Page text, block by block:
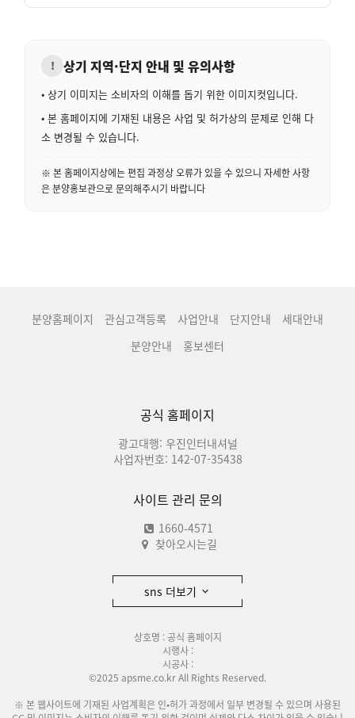
! 상기 지역·단지 안내 및 유의사항
• 상기 이미지는 소비자의 이해를 돕기 위한 이미지컷입니다.
• 본 홈페이지에 기재된 내용은 사업 및 허가상의 문제로 인해 다
소 변경될 수 있습니다.
※ 본 홈페이지상에는 편집 과정상 오류가 있을 수 있으니 자세한 사항
은 분양홍보관으로 문의해주시기 바랍니다
분양홈페이지 관심고객등록 사업안내 단지안내
세대안내
분양안내
홍보센터
공식 홈페이지
광고대행: 우진인터내셔널
사업자번호: 142-07-35438
사이트 관리 문의
1660-4571
찾아오시는길
sns 더보기
상호명 : 공식 홈페이지
시행사 :
시공사 :
©2025 apsme.co.kr All Rights Reserved.
※ 본 웹사이트에 기재된 사업계획은 인•허가 과정에서 일부 변경될 수 있으며 사용된